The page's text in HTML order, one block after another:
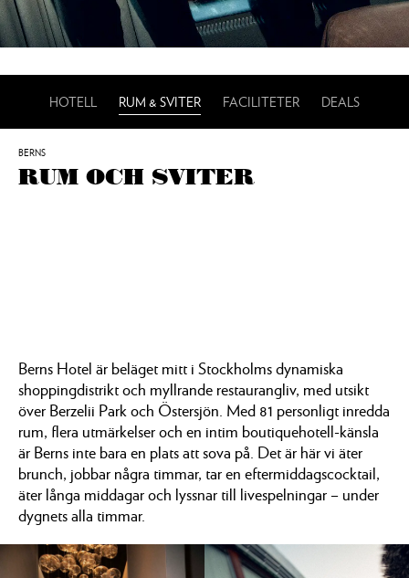
HOTELL RUM & SVITER FACILITETER DEALS
BERNS
RUM OCH SVITER
Berns Hotel är beläget mitt i Stockholms dynamiska
shoppingdistrikt och myllrande restaurangliv, med utsikt
över Berzelii Park och Östersjön. ​Med 81 personligt inredda
rum, flera utmärkelser och en intim boutiquehotell-känsla
är Berns inte bara en plats att sova på. Det är här vi äter
brunch, jobbar några timmar, tar en eftermiddagscocktail,
äter långa middagar och lyssnar till livespelningar – under
dygnets alla timmar.